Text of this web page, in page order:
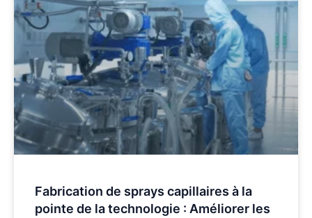
Fabrication de sprays capillaires à la
pointe de la technologie : Améliorer les